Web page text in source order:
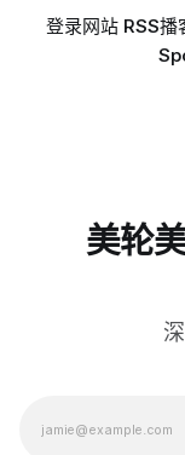
登录网站 RSS播
美轮